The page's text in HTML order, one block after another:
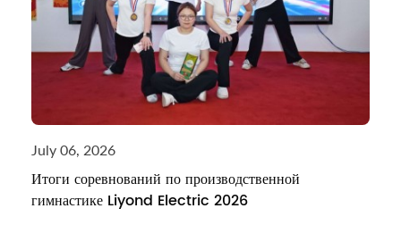
July 06, 2026
Итоги соревнований по производственной
гимнастике Liyond Electric 2026